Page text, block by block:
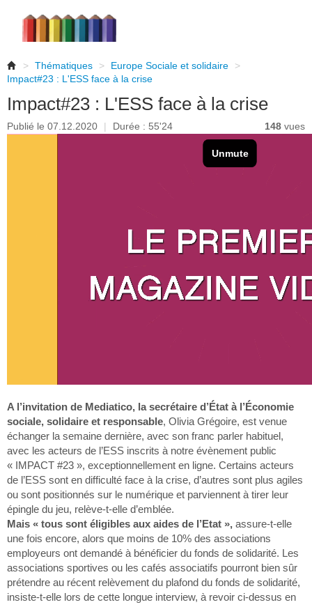
> Thématiques > Europe Sociale et solidaire
>
Impact#23 : L'ESS face à la crise
Impact#23 : L'ESS face à la crise
Publié le 07.12.2020 | Durée : 55'24 148 vues
A l’invitation de Mediatico, la secrétaire d’État à l’Économie
sociale, solidaire et responsable, Olivia Grégoire, est venue
échanger la semaine dernière, avec son franc parler habituel,
avec les acteurs de l’ESS inscrits à notre évènement public
« IMPACT #23 », exceptionnellement en ligne. Certains acteurs
de l’ESS sont en difficulté face à la crise, d’autres sont plus agiles
ou sont positionnés sur le numérique et parviennent à tirer leur
épingle du jeu, relève-t-elle d’emblée.
Mais « tous sont éligibles aux aides de l’Etat », assure-t-elle
une fois encore, alors que moins de 10% des associations
employeurs ont demandé à bénéficier du fonds de solidarité. Les
associations sportives ou les cafés associatifs pourront bien sûr
prétendre au récent relèvement du plafond du fonds de solidarité,
insiste-t-elle lors de cette longue interview, à revoir ci-dessus en